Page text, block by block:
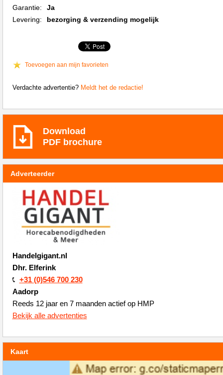
Garantie:
Ja
Levering:
bezorging & verzending mogelijk
Toevoegen aan mijn favorieten
Verdachte advertentie? Meldt het de redactie!
Download
PDF brochure
Adverteerder
Handelgigant.nl
Dhr. Elferink
+31 (0)546 700 230
Aadorp
Reeds 12 jaar en 7 maanden actief op HMP
Bekijk alle advertenties
Kaart